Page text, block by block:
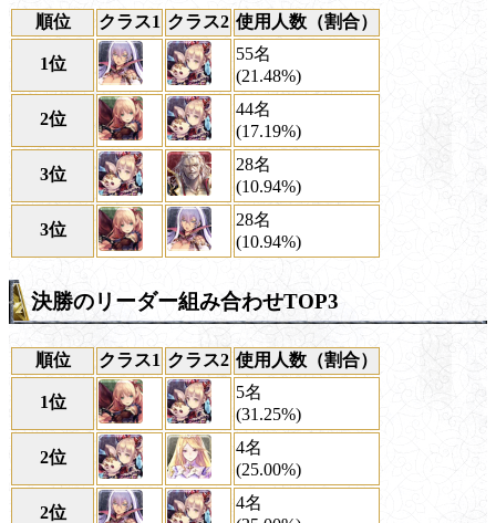
順位 クラス1 クラス2 使用人数（割合）
1位
55名
(21.48%)
2位
44名
(17.19%)
3位
28名
(10.94%)
3位
28名
(10.94%)
決勝のリーダー組み合わせTOP3
順位 クラス1 クラス2 使用人数（割合）
1位
5名
(31.25%)
2位
4名
(25.00%)
2位
4名